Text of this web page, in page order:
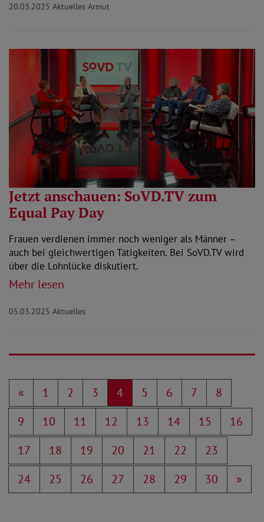
20.03.2025 Aktuelles Armut
Jetzt anschauen: SoVD.TV zum
Equal Pay Day
Frauen verdienen immer noch weniger als Männer –
auch bei gleichwertigen Tätigkeiten. Bei SoVD.TV wird
über die Lohnlücke diskutiert.
Mehr lesen
05.03.2025 Aktuelles
« 1 2 3 4 5 6 7
8
9
10 11 12 13 14 15
16
17
18 19 20 21 22
23
24
25 26 27 28 29 30 »